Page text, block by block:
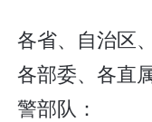
各省、自治区
各部委、各直
警部队：